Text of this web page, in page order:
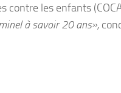
contre les enfants
à savoir 20 ans»,